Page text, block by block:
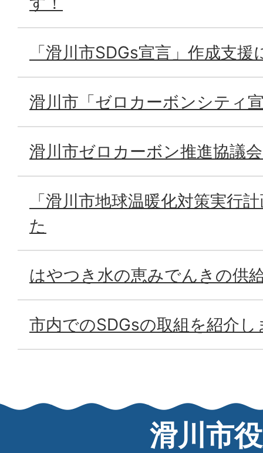
「滑川市SDGs宣言」作成支援
滑川市「ゼロカーボンシティ
滑川市ゼロカーボン推進協議
「滑川市地球温暖化対策実行
た
はやつき水の恵みでんきの供
市内でのSDGsの取組を紹介し
滑川市